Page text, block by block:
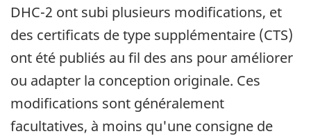
DHC-2 ont subi plusieurs modifications, et
des certificats de type supplémentaire (CTS)
ont été publiés au fil des ans pour améliorer
ou adapter la conception originale. Ces
modifications sont généralement
facultatives, à moins qu'une consigne de